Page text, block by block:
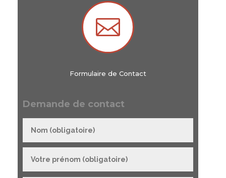

Formulaire de Contact
Demande de contact